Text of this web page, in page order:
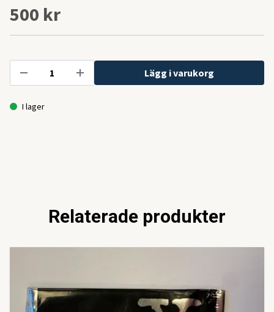
500 kr
Lägg i varukorg
I lager
Relaterade produkter